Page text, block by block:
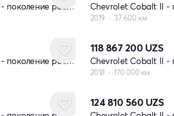
Chevrolet Cobalt II - поколение рестайлинг
2019 37 600 км
Chevrolet Cobalt II - поколение рестайлинг
118 867 200 UZS
2018 170 000 км
124 810 560 UZS